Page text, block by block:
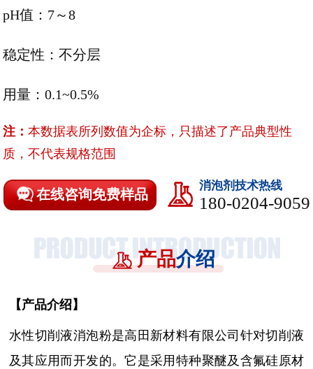
pH值：7～8
稳定性：不分层
用量：0.1~0.5%
注：本数据表所列数值为企标，只描述了产品典型性
质，不代表规格范围
在线咨询免费样品
消泡剂技术热线
180-0204-9059
产品介绍
【产品介绍】
水性切削液消泡粉是高田新材料有限公司针对切削液
及其应用而开发的。它是采用特种聚醚及含氟硅原材